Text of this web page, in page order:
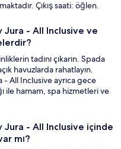
Çıkış saati: öğlen.
Jura - All Inclusive ve
tadını çıkarın. Spada
havuzlarda rahatlayın.
All Inclusive ayrıca gece
ile hamam, spa hizmetleri ve
Jura - All Inclusive içinde
mı?